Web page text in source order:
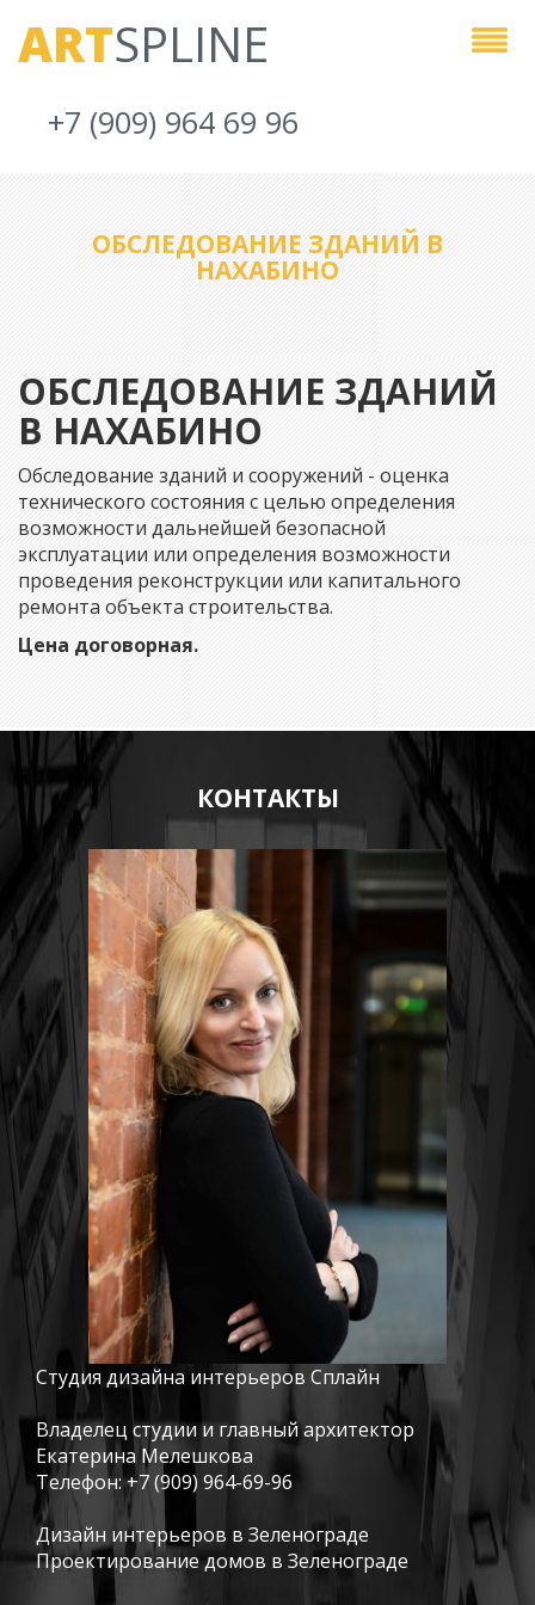
ARTSPLINE
+7 (909) 964 69 96
ОБСЛЕДОВАНИЕ ЗДАНИЙ В
НАХАБИНО
ОБСЛЕДОВАНИЕ ЗДАНИЙ
В НАХАБИНО
Обследование зданий и сооружений - оценка
технического состояния с целью определения
возможности дальнейшей безопасной
эксплуатации или определения возможности
проведения реконструкции или капитального
ремонта объекта строительства.
Цена договорная.
КОНТАКТЫ
Студия дизайна интерьеров Сплайн
Владелец студии и главный архитектор
Екатерина Мелешкова
Телефон:+7 (909) 964-69-96
Дизайн интерьеров в Зеленограде
Проектирование домов в Зеленограде